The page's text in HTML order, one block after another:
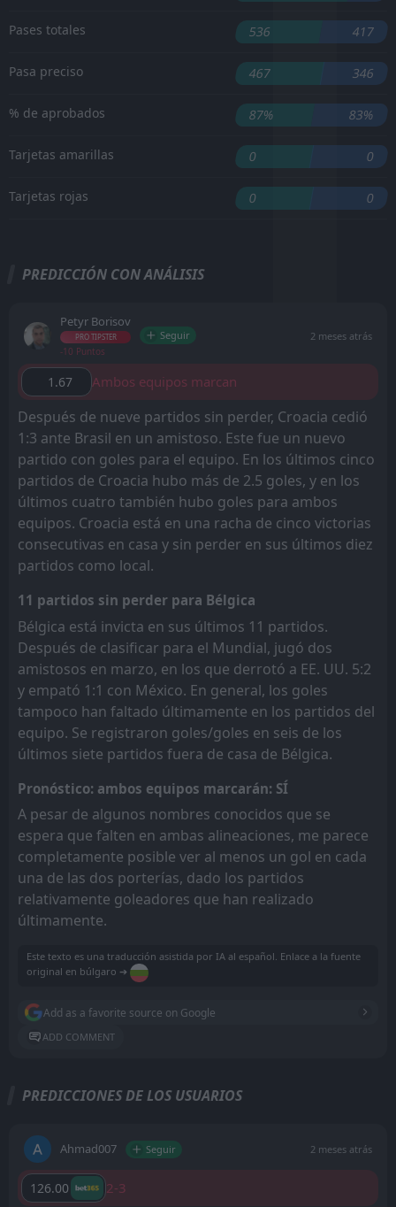
Pases totales 536 417
Pasa preciso 467 346
% de aprobados 87% 83%
Tarjetas amarillas 0 0
Tarjetas rojas 0 0
PREDICCIÓN CON ANÁLISIS
Petyr Borisov
PRO TIPSTER
-10 Puntos
Seguir 2 meses atrás
1.67 Ambos equipos marcan
Después de nueve partidos sin perder, Croacia cedió
1:3 ante Brasil en un amistoso. Este fue un nuevo
partido con goles para el equipo. En los últimos cinco
partidos de Croacia hubo más de 2.5 goles, y en los
últimos cuatro también hubo goles para ambos
equipos. Croacia está en una racha de cinco victorias
consecutivas en casa y sin perder en sus últimos diez
partidos como local.
11 partidos sin perder para Bélgica
Bélgica está invicta en sus últimos 11 partidos.
Después de clasificar para el Mundial, jugó dos
amistosos en marzo, en los que derrotó a EE. UU. 5:2
y empató 1:1 con México. En general, los goles
tampoco han faltado últimamente en los partidos del
equipo. Se registraron goles/goles en seis de los
últimos siete partidos fuera de casa de Bélgica.
Pronóstico: ambos equipos marcarán: SÍ
A pesar de algunos nombres conocidos que se
espera que falten en ambas alineaciones, me parece
completamente posible ver al menos un gol en cada
una de las dos porterías, dado los partidos
relativamente goleadores que han realizado
últimamente.
Este texto es una traducción asistida por IA al español. Enlace a la fuente
original en búlgaro ➔
Add as a favorite source on Google
ADD COMMENT
PREDICCIONES DE LOS USUARIOS
Ahmad007 Seguir 2 meses atrás
126.00 2-3